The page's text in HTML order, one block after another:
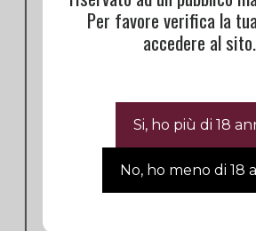
Mario Rossi decise che
momento di compiere un
decisivo, iniziando a
Essendo infatti i migliori
i single malt acquistati dai
distillerie scozzesi
personalmente da Fabio
L’enologo, che ha
Per favore verifica la
accedere al sito.